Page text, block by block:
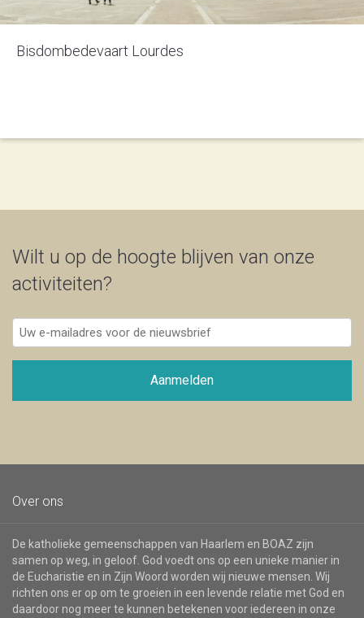
Bisdombedevaart Lourdes
Wilt u op de hoogte blijven van onze
activiteiten?
Uw
e-
mailadres
de
Aanmelden
Over ons
De katholieke gemeenschappen van Haarlem en BOAZ zijn
samen op weg, in geloof. God voedt ons op een unieke manier in
de Eucharistie en in Zijn Woord worden wij nieuwe mensen. Wij
richten ons er op om te groeien in een levende relatie met God en
daardoor nog meer te kunnen betekenen voor iedereen in onze